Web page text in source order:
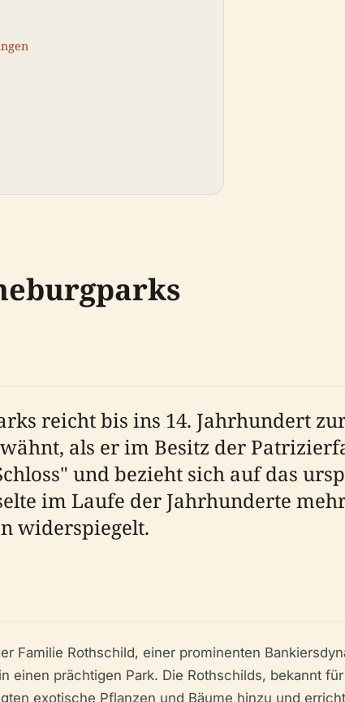
reicht bis ins 14. Jahrhundert
als er im Besitz der
und bezieht sich auf das
im Laufe der Jahrhunderte
widerspiegelt.
Familie Rothschild, einer prominenten
einen prächtigen Park. Die Rothschilds, bekannt
exotische Pflanzen und Bäume hinzu und